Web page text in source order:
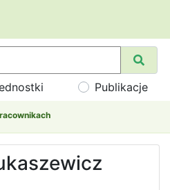
Publikacje